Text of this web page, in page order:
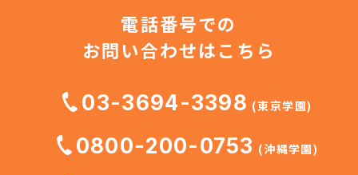
電話番号での
お問い合わせはこちら
03-3694-3398 (東京学園)
0800-200-0753 (沖縄学園)